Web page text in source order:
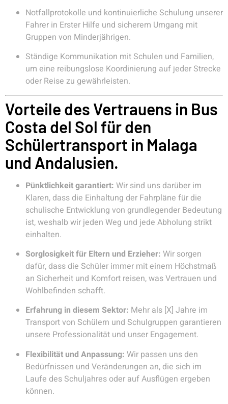
Notfallprotokolle und kontinuierliche Schulung unserer
Fahrer in Erster Hilfe und sicherem Umgang mit
Gruppen von Minderjährigen.
Ständige Kommunikation mit Schulen und Familien,
um eine reibungslose Koordinierung auf jeder Strecke
oder Reise zu gewährleisten.
Vorteile des Vertrauens in Bus
Costa del Sol für den
Schülertransport in Malaga
und Andalusien.
Pünktlichkeit garantiert: Wir sind uns darüber im
Klaren, dass die Einhaltung der Fahrpläne für die
schulische Entwicklung von grundlegender Bedeutung
ist, weshalb wir jeden Weg und jede Abholung strikt
einhalten.
Sorglosigkeit für Eltern und Erzieher: Wir sorgen
dafür, dass die Schüler immer mit einem Höchstmaß
an Sicherheit und Komfort reisen, was Vertrauen und
Wohlbefinden schafft.
Erfahrung in diesem Sektor: Mehr als [X] Jahre im
Transport von Schülern und Schulgruppen garantieren
unsere Professionalität und unser Engagement.
Flexibilität und Anpassung: Wir passen uns den
Bedürfnissen und Veränderungen an, die sich im
Laufe des Schuljahres oder auf Ausflügen ergeben
können.